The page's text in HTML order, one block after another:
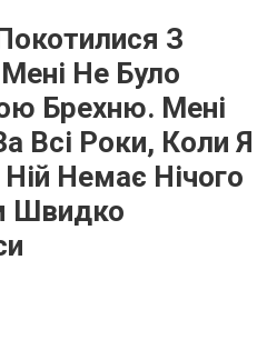
З
Не Було
Брехню. Мені
Всі Роки, Коли Я
Немає Нічого
Швидко